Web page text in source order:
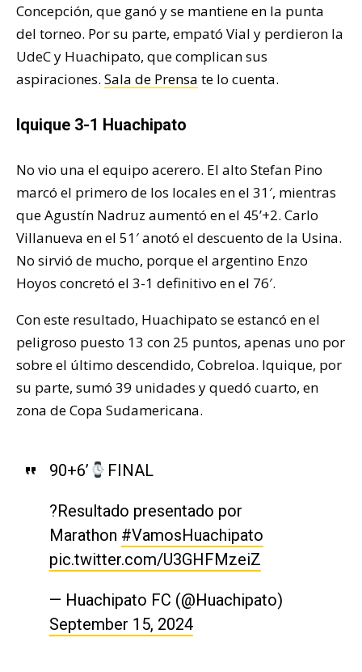
Concepción, que ganó y se mantiene en la punta
del torneo. Por su parte, empató Vial y perdieron la
UdeC y Huachipato, que complican sus
aspiraciones. Sala de Prensa te lo cuenta.
Iquique 3-1 Huachipato
No vio una el equipo acerero. El alto Stefan Pino
marcó el primero de los locales en el 31′, mientras
que Agustín Nadruz aumentó en el 45’+2. Carlo
Villanueva en el 51′ anotó el descuento de la Usina.
No sirvió de mucho, porque el argentino Enzo
Hoyos concretó el 3-1 definitivo en el 76′.
Con este resultado, Huachipato se estancó en el
peligroso puesto 13 con 25 puntos, apenas uno por
sobre el último descendido, Cobreloa. Iquique, por
su parte, sumó 39 unidades y quedó cuarto, en
zona de Copa Sudamericana.
90+6’ FINAL
?Resultado presentado por
Marathon #VamosHuachipato
pic.twitter.com/U3GHFMzeiZ
— Huachipato FC (@Huachipato)
September 15, 2024